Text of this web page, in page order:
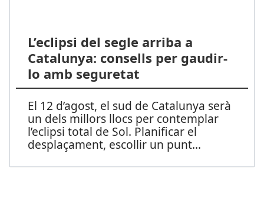
L’eclipsi del segle arriba a
Catalunya: consells per gaudir-
lo amb seguretat
El 12 d’agost, el sud de Catalunya serà
un dels millors llocs per contemplar
l’eclipsi total de Sol. Planificar el
desplaçament, escollir un punt...